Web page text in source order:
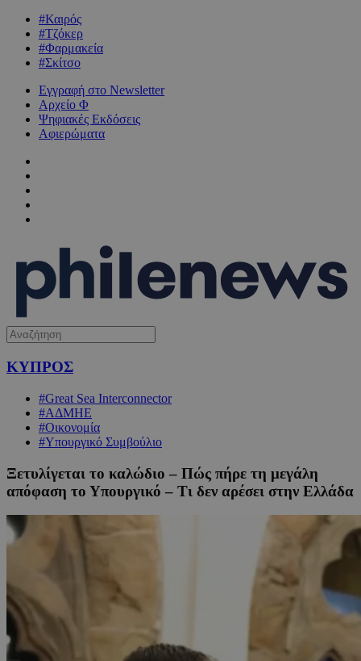
#Καιρός
#Τζόκερ
#Φαρμακεία
#Σκίτσο
Εγγραφή στο Newsletter
Αρχείο Φ
Ψηφιακές Εκδόσεις
Αφιερώματα
ΚΥΠΡΟΣ
#Great Sea Interconnector
#ΑΔΜΗΕ
#Οικονομία
#Υπουργικό Συμβούλιο
Ξετυλίγεται το καλώδιο – Πώς πήρε τη μεγάλη
απόφαση το Υπουργικό – Τι δεν αρέσει στην Ελλάδα